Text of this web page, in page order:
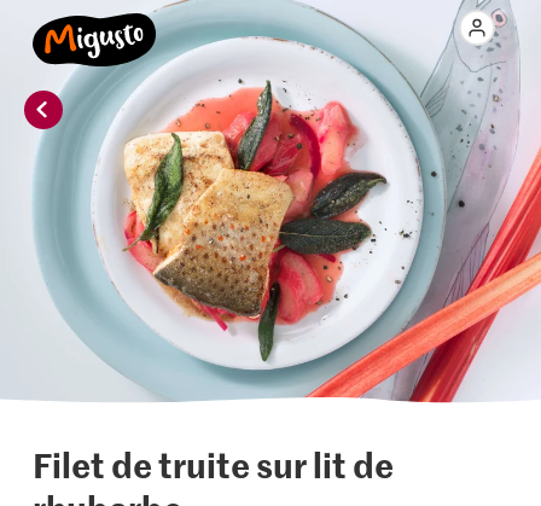
Filet de truite sur lit de